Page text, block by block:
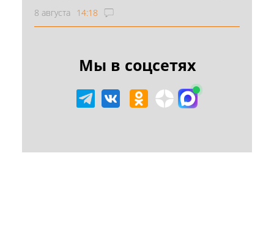
8 августа 14:18
Мы в соцсетях